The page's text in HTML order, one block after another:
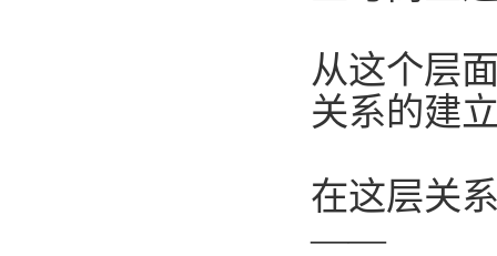
从这个层
关系的建
在这层关
——